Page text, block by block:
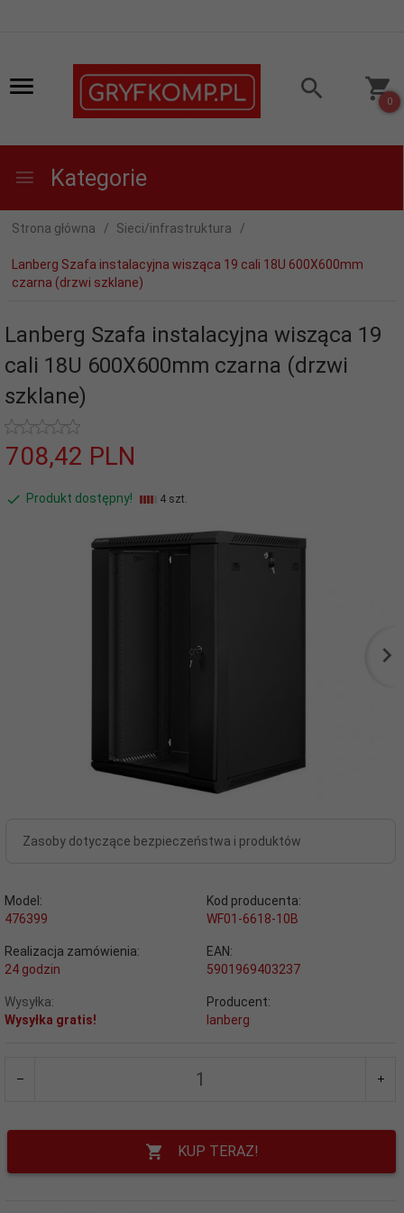
0
Kategorie
Strona główna Sieci/infrastruktura
Lanberg Szafa instalacyjna wisząca 19 cali 18U 600X600mm
czarna (drzwi szklane)
Lanberg Szafa instalacyjna wisząca 19
cali 18U 600X600mm czarna (drzwi
szklane)
708,42 PLN
Produkt dostępny! 4 szt.
Zasoby dotyczące bezpieczeństwa i produktów
Model:
476399
Kod producenta:
WF01-6618-10B
Realizacja zamówienia:
24 godzin
EAN:
5901969403237
Wysyłka:
Wysyłka gratis!
Producent:
lanberg
KUP TERAZ!